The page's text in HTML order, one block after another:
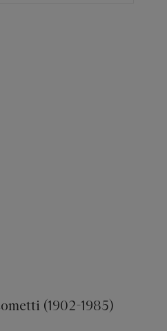
(1902-1985)